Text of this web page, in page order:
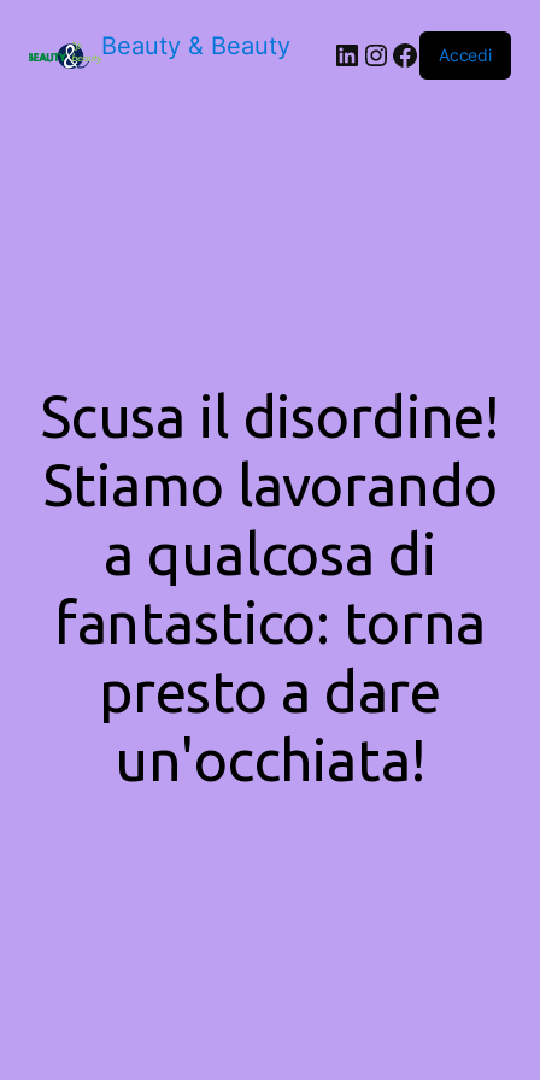
Beauty & Beauty LinkedIn
Instagram
Facebook
Accedi
Scusa il disordine!
Stiamo lavorando
a qualcosa di
fantastico: torna
presto a dare
un'occhiata!